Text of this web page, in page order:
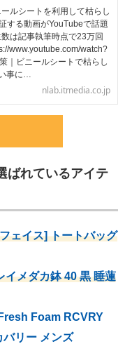
ルシートを利用して枯らし
する動画がYouTubeで話題
は記事執筆時点で23万回
www.youtube.com/watch?
｜ビニールシートで枯らし
事に…
nlab.itmedia.co.jp
ばれているアイテ
ェイス] トートバッグ
イメダカ鉢 40 黒 睡蓮
Foam RCVRY
リー メンズ